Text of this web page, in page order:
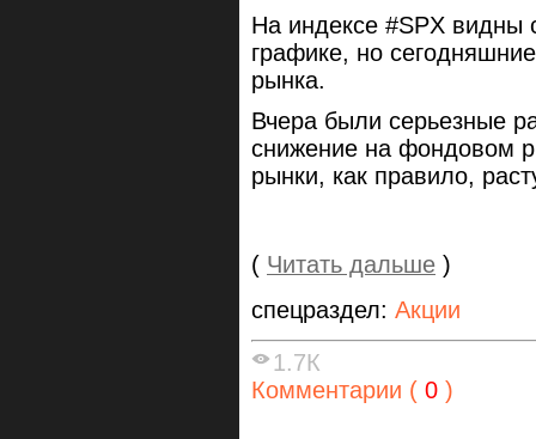
На индексе #SPX видны
графике, но
рынка.
Вчера были серьезные
снижение на фондовом
рынки, как правило,
( Читать дальше )
спецраздел: Акции
1.7К
Комментарии ( 0 )